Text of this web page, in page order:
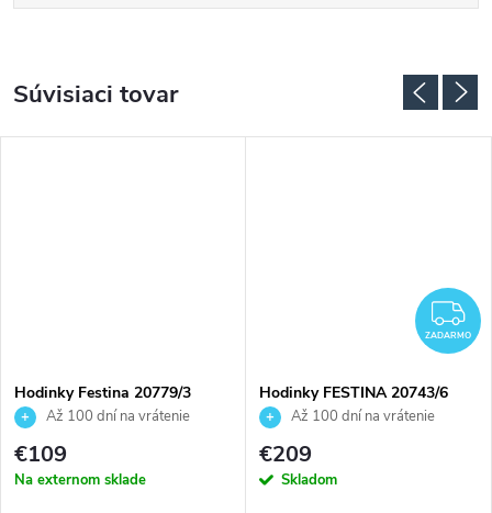
Súvisiaci tovar
Hodinky Festina 20779/3
Až 100 dní na vrátenie
tovaru. Autorizovaný predajca.
€109
Na externom sklade
ZADARMO
Hodinky FESTINA 20743/6
Až 100 dní na vrátenie
tovaru. Autorizovaný predajca.
€209
Skladom